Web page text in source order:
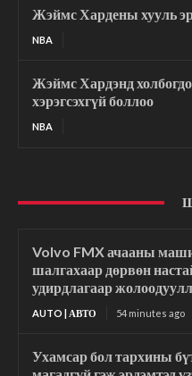
Жэймс Хардены хууль
NBA
Жэймс Хардэнд
хэрэгсэхгүй боллоо
NBA
Volvo FMX ачааны
шалгахаар дөрвөн
удирдлагаар
AUTO | АВТО 54 minutes ago
Ухамсар бол тархины